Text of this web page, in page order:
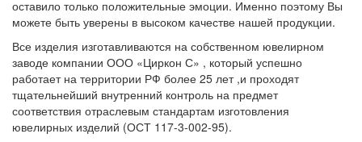
оставило только положительные эмоции. Именно поэтому Вы
можете быть уверены в высоком качестве нашей продукции.
Все изделия изготавливаются на собственном ювелирном
заводе компании ООО «Циркон С» , который успешно
работает на территории РФ более 25 лет ,и проходят
тщательнейший внутренний контроль на предмет
соответствия отраслевым стандартам изготовления
ювелирных изделий (ОСТ 117-3-002-95).